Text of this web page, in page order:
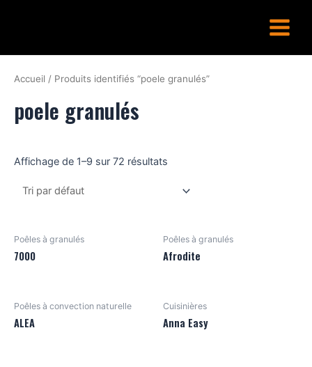
Menu
Accueil / Produits identifiés “poele granulés”
poele granulés
Affichage de 1–9 sur 72 résultats
Poêles à granulés
7000
Poêles à granulés
Afrodite
Poêles à convection naturelle
ALEA
Cuisinières
Anna Easy